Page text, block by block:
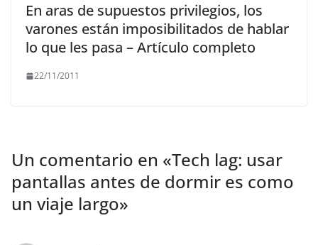
En aras de supuestos privilegios, los
varones están imposibilitados de hablar
lo que les pasa – Artículo completo
22/11/2011
Un comentario en «Tech lag: usar
pantallas antes de dormir es como
un viaje largo»